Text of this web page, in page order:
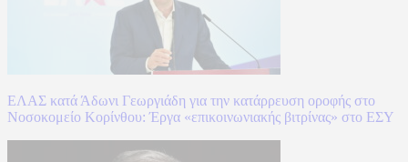
ΕΛΑΣ κατά Άδωνι Γεωργιάδη για την κατάρρευση οροφής στο
Νοσοκομείο Κορίνθου: Έργα «επικοινωνιακής βιτρίνας» στο ΕΣΥ